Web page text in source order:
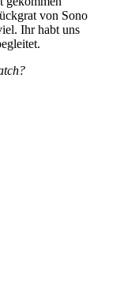
von Sono
Ihr habt uns